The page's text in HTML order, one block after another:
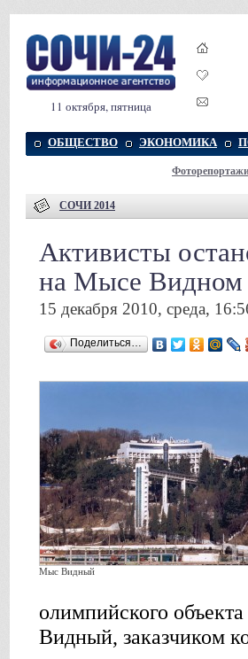
11 октября, пятница
ОБЩЕСТВО ЭКОНОМИКА
СОЧИ 2014
Активисты
на Мысе Видном
15 декабря 2010, среда,
Поделиться…
Мыс Видный
олимпийского
Видный, заказчиком